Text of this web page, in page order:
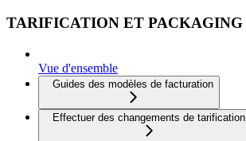
TARIFICATION ET PACKAGING
Vue d'ensemble
Guides des modèles de facturation
Effectuer des changements de tarification